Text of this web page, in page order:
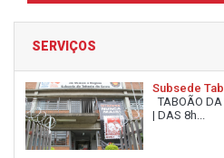
SERVIÇOS
Subsede
TABOÃO
| DAS 8h...